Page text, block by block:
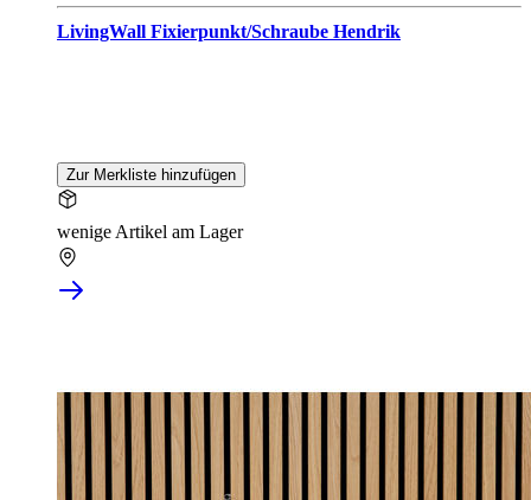
LivingWall Fixierpunkt/Schraube Hendrik
Zur Merkliste hinzufügen
wenige Artikel am Lager